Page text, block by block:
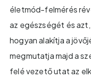
életmód-felmérés
az egészségét és
hogyan alakítja a
megmutatja majd a
felé vezető utat az